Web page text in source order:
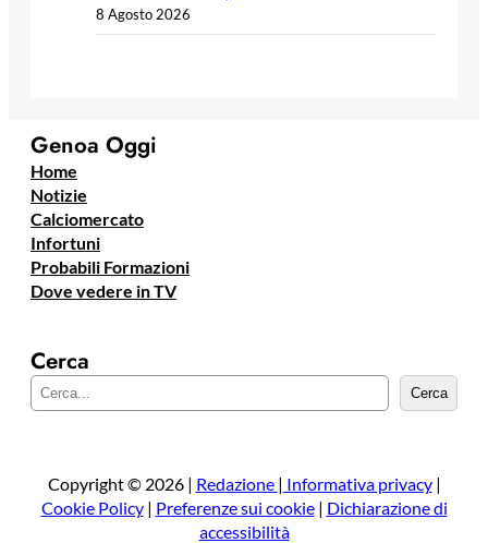
8 Agosto 2026
Genoa Oggi
Home
Notizie
Calciomercato
Infortuni
Probabili Formazioni
Dove vedere in TV
Cerca
e
a
Cerca
Copyright © 2026 | Redazione | Informativa privacy|
Cookie Policy| Preferenze sui cookie| Dichiarazione di
accessibilità